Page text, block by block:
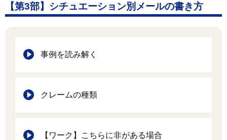
【第3部】シチュエーション別メールの書き方
事例を読み解く
クレームの種類
【ワーク】こちらに非がある場合